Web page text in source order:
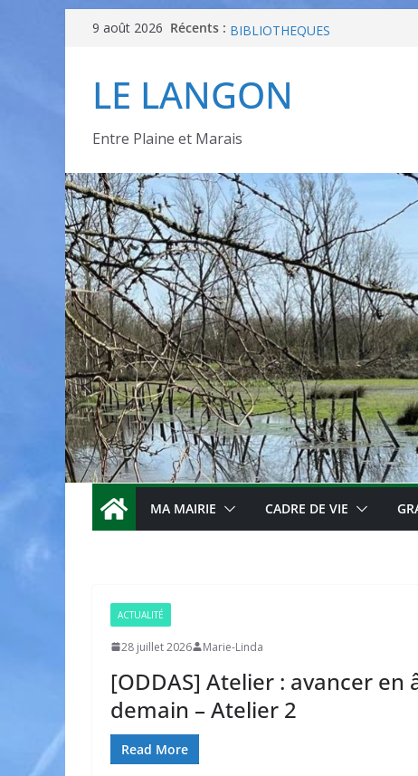
9 août 2026 Récents : TOURNOI MARIO KARTTM 8
programme ateliers
[ODDAS] Atelier : avancer en
INVITATION – Portes Ouvertes
Appart’ Âgée
LE LANGON
Entre Plaine et Marais
MA MAIRIE CADRE DE VIE
ACTUALITÉ
28 juillet 2026 Marie-Linda
[ODDAS] Atelier : avancer
demain – Atelier 2
Read More